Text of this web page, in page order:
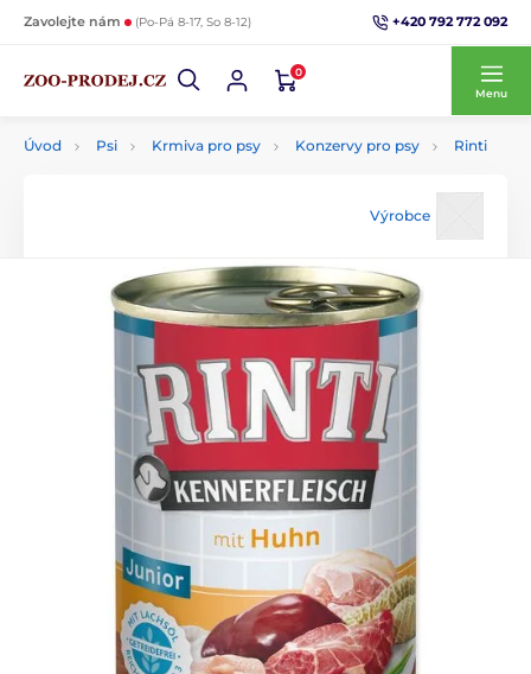
Zavolejte nám (Po-Pá 8-17, So 8-12) +420 792 772 092
0
Menu
Úvod Psi Krmiva pro psy Konzervy pro psy Rinti
Výrobce